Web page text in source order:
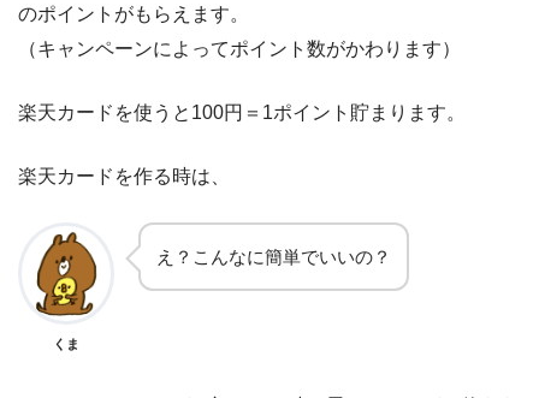
のポイントがもらえます。
（キャンペーンによってポイント数がかわります）
楽天カードを使うと100円＝1ポイント貯まります。
楽天カードを作る時は、
くま
え？こんなに簡単でいいの？